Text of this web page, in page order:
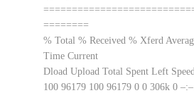
========
% Total % Received % Xferd
Time Current
Dload Upload Total Spent Left
100 96179 100 96179 0 0 306k 0